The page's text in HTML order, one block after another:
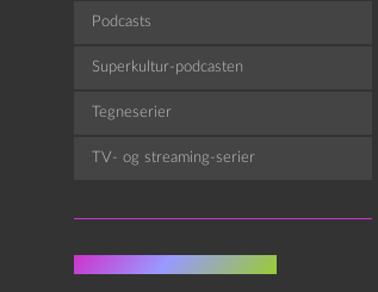
Podcasts
Superkultur-podcasten
Tegneserier
TV- og streaming-serier